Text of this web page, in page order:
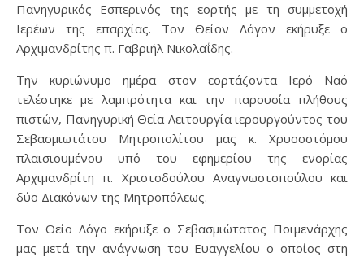
Πανηγυρικός Εσπερινός της εορτής με τη συμμετοχή
Ιερέων της επαρχίας. Τον Θείον Λόγον εκήρυξε ο
Αρχιμανδρίτης π. Γαβριήλ Νικολαΐδης.
Την κυριώνυμο ημέρα στον εορτάζοντα Ιερό Ναό
τελέστηκε με λαμπρότητα και την παρουσία πλήθους
πιστών, Πανηγυρική Θεία Λειτουργία ιερουργούντος του
Σεβασμιωτάτου Μητροπολίτου μας κ. Χρυσοστόμου
πλαισιουμένου υπό του εφημερίου της ενορίας
Αρχιμανδρίτη π. Χριστoδούλου Αναγνωστοπούλου και
δύο Διακόνων της Μητροπόλεως.
Τον Θείο Λόγο εκήρυξε ο Σεβασμιώτατος Ποιμενάρχης
μας μετά την ανάγνωση του Ευαγγελίου ο οποίος στη